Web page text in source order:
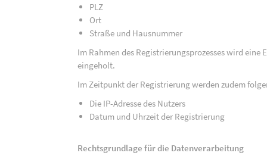
PLZ
Ort
Straße und Hausnummer
Im Rahmen des Registrierungsprozesses wird
eingeholt.
Im Zeitpunkt der Registrierung werden zudem
Die IP-Adresse des Nutzers
Datum und Uhrzeit der Registrierung
Rechtsgrundlage für die Datenverarbeitung